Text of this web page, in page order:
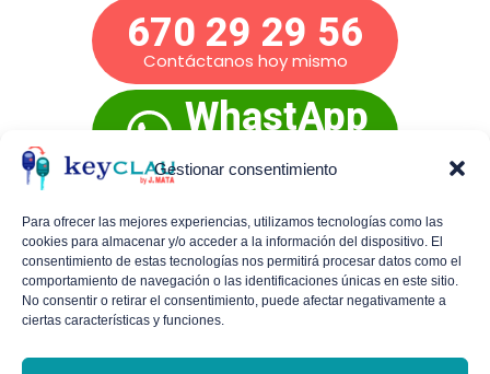
Gestionar consentimiento
Para ofrecer las mejores experiencias, utilizamos tecnologías como las
cookies para almacenar y/o acceder a la información del dispositivo. El
consentimiento de estas tecnologías nos permitirá procesar datos como el
comportamiento de navegación o las identificaciones únicas en este sitio.
No consentir o retirar el consentimiento, puede afectar negativamente a
ciertas características y funciones.
670 29 29 56
Contáctanos hoy mismo
WhastApp
inmediato
Mañanas de lunes a viernes:De 9:00 a 14:00
Tardes de lunes a jueves:De 16:30 a 19:30
previa.